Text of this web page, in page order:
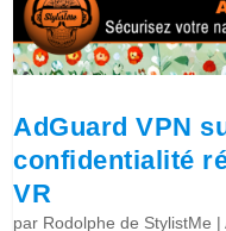
AdGuard VPN
confidentialité
VR
par Rodolphe de StylistMe |